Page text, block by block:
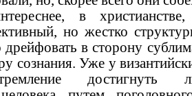
в
но жестко
в сторону
сознания. Уже у
достигнуть